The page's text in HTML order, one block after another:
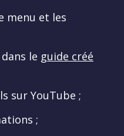
menu et les
le guide créé
sur YouTube ;
;